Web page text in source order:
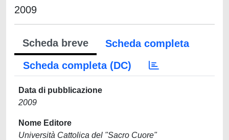
2009
Scheda breve
Scheda completa
Scheda completa (DC)
Data di pubblicazione
2009
Nome Editore
Università Cattolica del "Sacro Cuore"